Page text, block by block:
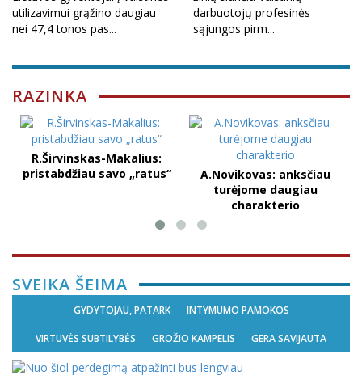
utilizavimui grąžino daugiau
nei 47,4 tonos pas...
darbuotojų profesinės
sąjungos pirm...
RAZINKA
R.Širvinskas-Makalius:
pristabdžiau savo „ratus“
A.Novikovas: anksčiau
turėjome daugiau
charakterio
SVEIKA ŠEIMA
GYDYTOJAU, PATARK INTYMUMO PAMOKOS
VIRTUVĖS SUBTILYBĖS GROŽIO KAMPELIS GERA SAVIJAUTA